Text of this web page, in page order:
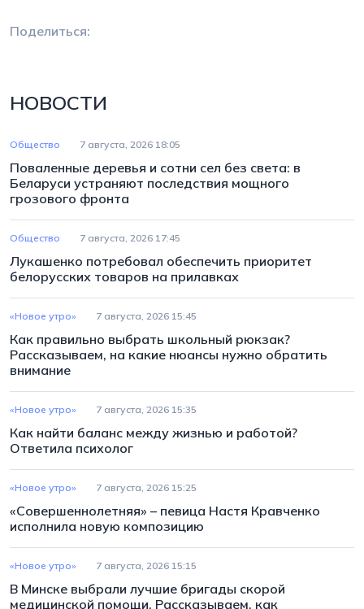
Поделиться:
НОВОСТИ
Общество 7 августа, 2026 18:05
Поваленные деревья и сотни сел без света: в
Беларуси устраняют последствия мощного
грозового фронта
Общество 7 августа, 2026 17:45
Лукашенко потребовал обеспечить приоритет
белорусских товаров на прилавках
«Новое утро» 7 августа, 2026 15:45
Как правильно выбрать школьный рюкзак?
Рассказываем, на какие нюансы нужно обратить
внимание
«Новое утро» 7 августа, 2026 15:35
Как найти баланс между жизнью и работой?
Ответила психолог
«Новое утро» 7 августа, 2026 15:25
«Совершеннолетняя» – певица Настя Кравченко
исполнила новую композицию
«Новое утро» 7 августа, 2026 15:15
В Минске выбрали лучшие бригады скорой
медицинской помощи. Рассказываем, как